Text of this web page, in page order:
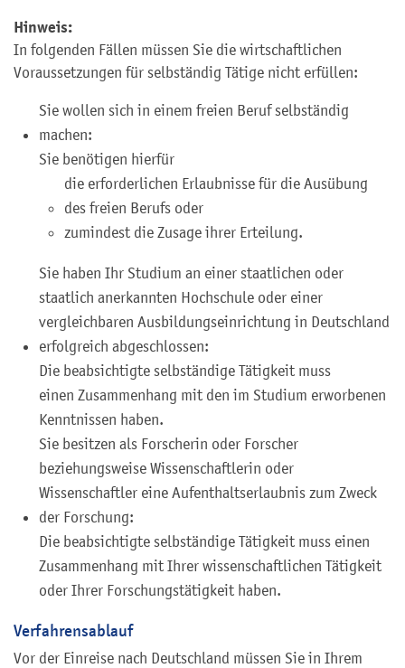
Hinweis:
In folgenden Fällen müssen Sie die wirtschaftlichen
Voraussetzungen für selbständig Tätige nicht erfüllen:
Sie wollen sich in einem freien Beruf selbständig
machen:
Sie benötigen hierfür
die erforderlichen Erlaubnisse für die Ausübung
des freien Berufs oder
zumindest die Zusage ihrer Erteilung.
Sie haben Ihr Studium an einer staatlichen oder
staatlich anerkannten Hochschule oder einer
vergleichbaren Ausbildungseinrichtung in Deutschland
erfolgreich abgeschlossen:
Die beabsichtigte selbständige Tätigkeit muss
einen Zusammenhang mit den im Studium erworbenen
Kenntnissen haben.
Sie besitzen als Forscherin oder Forscher
beziehungsweise Wissenschaftlerin oder
Wissenschaftler eine Aufenthaltserlaubnis zum Zweck
der Forschung:
Die beabsichtigte selbständige Tätigkeit muss einen
Zusammenhang mit Ihrer wissenschaftlichen Tätigkeit
oder Ihrer Forschungstätigkeit haben.
Verfahrensablauf
Vor der Einreise nach Deutschland müssen Sie in Ihrem